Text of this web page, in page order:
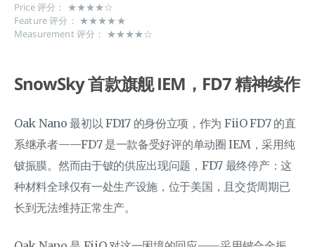
Price 评分： ★★★★☆
Feature 评分： ★★★★★
Measurement 评分： ★★★★☆
SnowSky 首款旗舰 IEM，FD7 精神续作
Oak Nano 最初以 FD17 的身份立项，作为 FiiO FD7 的直
系继承者——FD7 是一款备受好评的单动圈 IEM，采用纯
铍振膜。然而由于铍的供应出现问题，FD7 最终停产：这
种材料全球仅有一处生产设施，位于美国，且交货周期已
长到无法维持正常生产。